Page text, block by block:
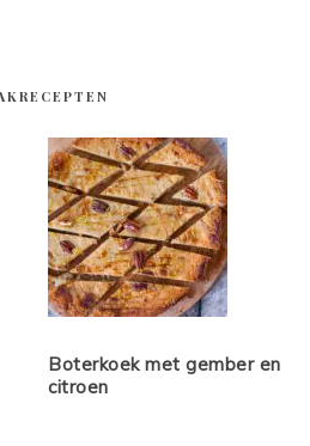
Boterkoek met gember en
citroen